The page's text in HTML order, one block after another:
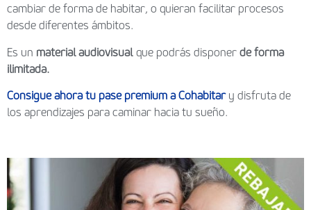
cambiar de forma de habitar, o quieran facilitar procesos
desde diferentes ámbitos.
Es un material audiovisualque podrás disponer de forma
ilimitada.
Consigue ahora tu pase premium a Cohabitar y disfruta de
los aprendizajes para caminar hacia tu sueño.